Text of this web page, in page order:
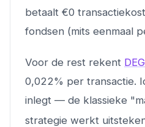
betaalt €0
fondsen (mits eenmaal
Voor de rest rekent
0,022% per transactie.
inlegt — de klassieke
strategie werkt